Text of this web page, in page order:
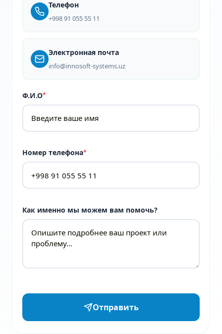
Телефон
+998 91 055 55 11
Электронная почта
info@innosoft-systems.uz
Ф.И.О*
Номер телефона*
Как именно мы можем вам помочь?
Отправить